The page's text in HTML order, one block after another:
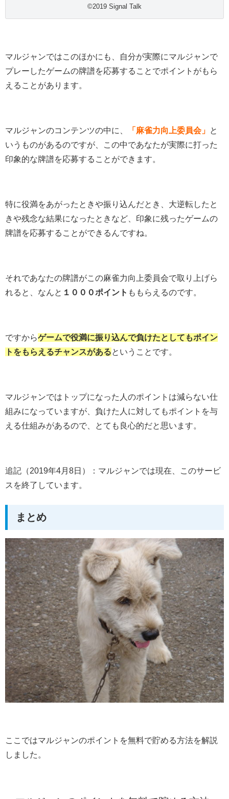
©2019 Signal Talk
マルジャンではこのほかにも、自分が実際にマルジャンで
プレーしたゲームの牌譜を応募することでポイントがもら
えることがあります。
マルジャンのコンテンツの中に、 「麻雀力向上委員会」 と
いうものがあるのですが、この中であなたが実際に打った
印象的な牌譜を応募することができます。
特に役満をあがったときや振り込んだとき、大逆転したと
きや残念な結果になったときなど、印象に残ったゲームの
牌譜を応募することができるんですね。
それであなたの牌譜がこの麻雀力向上委員会で取り上げら
れると、なんと １０００ポイント ももらえるのです。
ですからゲームで役満に振り込んで負けたとしてもポイン
トをもらえるチャンスがあるということです。
マルジャンではトップになった人のポイントは減らない仕
組みになっていますが、負けた人に対してもポイントを与
える仕組みがあるので、とても良心的だと思います。
追記（2019年4月8日）：マルジャンでは現在、このサービ
スを終了しています。
まとめ
ここではマルジャンのポイントを無料で貯める方法を解説
しました。